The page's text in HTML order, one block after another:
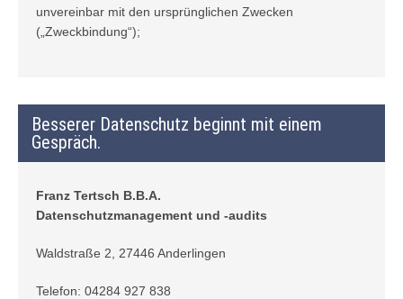
unvereinbar mit den ursprünglichen Zwecken
(„Zweckbindung“);
Besserer Datenschutz beginnt mit einem
Gespräch.
Franz Tertsch B.B.A.
Datenschutzmanagement und -audits
Waldstraße 2, 27446 Anderlingen
Telefon: 04284 927 838